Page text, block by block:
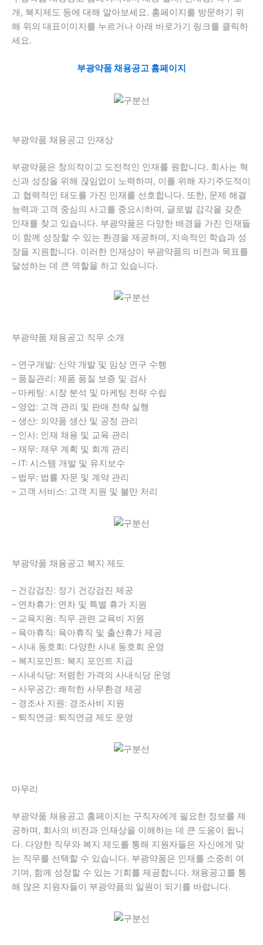
개, 복지제도 등에 대해 알아보세요. 홈페이지를 방문하기 위
해 위의 대표이미지를 누르거나 아래 바로가기 링크를 클릭하
세요.
부광약품 채용공고 홈페이지
부광약품 채용공고 인재상
부광약품은 창의적이고 도전적인 인재를 원합니다. 회사는 혁
신과 성장을 위해 끊임없이 노력하며, 이를 위해 자기주도적이
고 협력적인 태도를 가진 인재를 선호합니다. 또한, 문제 해결
능력과 고객 중심의 사고를 중요시하며, 글로벌 감각을 갖춘
인재를 찾고 있습니다. 부광약품은 다양한 배경을 가진 인재들
이 함께 성장할 수 있는 환경을 제공하며, 지속적인 학습과 성
장을 지원합니다. 이러한 인재상이 부광약품의 비전과 목표를
달성하는 데 큰 역할을 하고 있습니다.
부광약품 채용공고 직무 소개
– 연구개발: 신약 개발 및 임상 연구 수행
– 품질관리: 제품 품질 보증 및 검사
– 마케팅: 시장 분석 및 마케팅 전략 수립
– 영업: 고객 관리 및 판매 전략 실행
– 생산: 의약품 생산 및 공정 관리
– 인사: 인재 채용 및 교육 관리
– 재무: 재무 계획 및 회계 관리
– IT: 시스템 개발 및 유지보수
– 법무: 법률 자문 및 계약 관리
– 고객 서비스: 고객 지원 및 불만 처리
부광약품 채용공고 복지 제도
– 건강검진: 정기 건강검진 제공
– 연차휴가: 연차 및 특별 휴가 지원
– 교육지원: 직무 관련 교육비 지원
– 육아휴직: 육아휴직 및 출산휴가 제공
– 사내 동호회: 다양한 사내 동호회 운영
– 복지포인트: 복지 포인트 지급
– 사내식당: 저렴한 가격의 사내식당 운영
– 사무공간: 쾌적한 사무환경 제공
– 경조사 지원: 경조사비 지원
– 퇴직연금: 퇴직연금 제도 운영
마무리
부광약품 채용공고 홈페이지는 구직자에게 필요한 정보를 제
공하며, 회사의 비전과 인재상을 이해하는 데 큰 도움이 됩니
다. 다양한 직무와 복지 제도를 통해 지원자들은 자신에게 맞
는 직무를 선택할 수 있습니다. 부광약품은 인재를 소중히 여
기며, 함께 성장할 수 있는 기회를 제공합니다. 채용공고를 통
해 많은 지원자들이 부광약품의 일원이 되기를 바랍니다.